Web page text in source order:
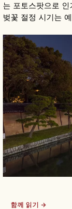
는 포토스팟으로 인
벚꽃 절정 시기는
함께 읽기 →